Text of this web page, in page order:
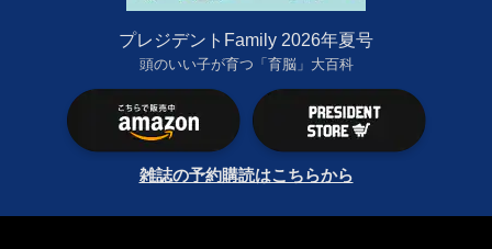
プレジデントFamily 2026年夏号
頭のいい子が育つ「育脳」大百科
雑誌の予約購読はこちらから